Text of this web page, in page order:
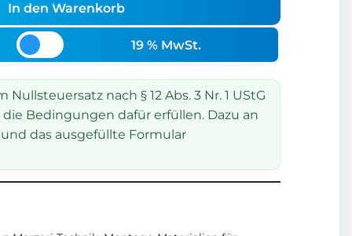
In den Warenkorb
19 % MwSt.
nach § 12 Abs. 3 Nr. 1 UStG
Bedingungen dafür erfüllen. Dazu an
das ausgefüllte Formular